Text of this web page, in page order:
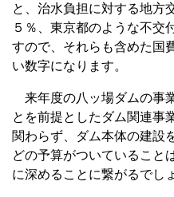
と、治水負担に対する地方
５％、東京都のような不交
すので、それらも含めた国
い数字になります。
来年度の八ッ場ダムの事
とを前提としたダム関連事
関わらず、ダム本体の建設
どの予算がついていること
に深めることに繋がるでし